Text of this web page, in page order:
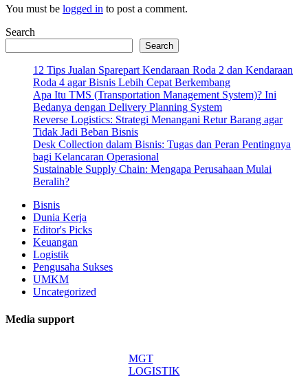
You must be logged in to post a comment.
Search
Search
12 Tips Jualan Sparepart Kendaraan Roda 2 dan Kendaraan
Roda 4 agar Bisnis Lebih Cepat Berkembang
Apa Itu TMS (Transportation Management System)? Ini
Bedanya dengan Delivery Planning System
Reverse Logistics: Strategi Menangani Retur Barang agar
Tidak Jadi Beban Bisnis
Desk Collection dalam Bisnis: Tugas dan Peran Pentingnya
bagi Kelancaran Operasional
Sustainable Supply Chain: Mengapa Perusahaan Mulai
Beralih?
Bisnis
Dunia Kerja
Editor's Picks
Keuangan
Logistik
Pengusaha Sukses
UMKM
Uncategorized
Media support
MGT
LOGISTIK